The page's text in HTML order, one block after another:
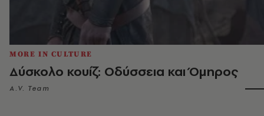
MORE IN CULTURE
Δύσκολο κουίζ: Οδύσσεια και Όμηρος
A.V. Team